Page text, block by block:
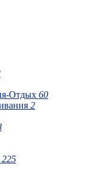
Отдых 60
2
225